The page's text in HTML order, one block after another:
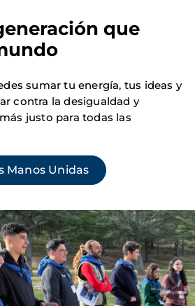
que
sumar tu energía, tus ideas y
contra la desigualdad y
justo para todas las
Manos Unidas